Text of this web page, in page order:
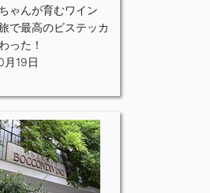
ゃんが育むワイン
で最高のビステッカ
った！
月19日